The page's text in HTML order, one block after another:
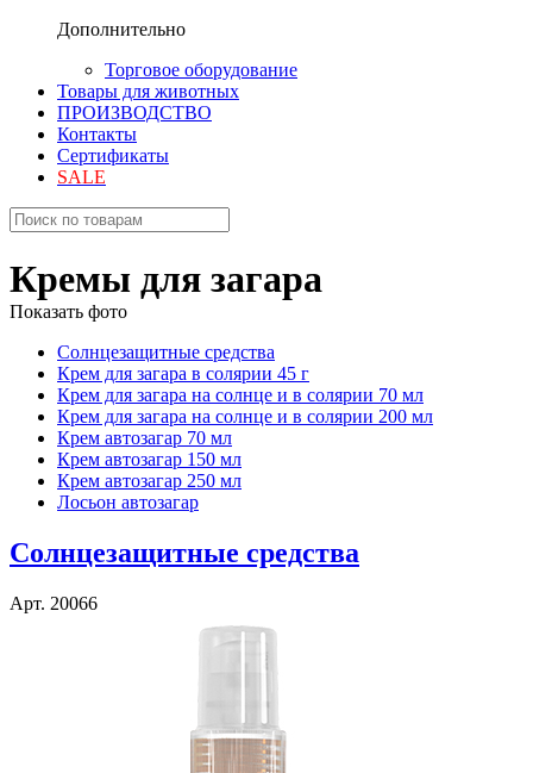
Дополнительно
Торговое оборудование
Товары для животных
ПРОИЗВОДСТВО
Контакты
Сертификаты
SALE
Кремы для загара
Показать фото
Солнцезащитные средства
Крем для загара в солярии 45 г
Крем для загара на солнце и в солярии 70 мл
Крем для загара на солнце и в солярии 200 мл
Крем автозагар 70 мл
Крем автозагар 150 мл
Крем автозагар 250 мл
Лосьон автозагар
Солнцезащитные средства
Арт. 20066